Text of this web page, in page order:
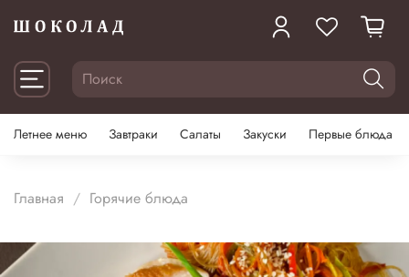
Летнее меню Завтраки Салаты Закуски Первые блюда
Главная Горячие блюда